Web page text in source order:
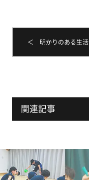
＜ 明かりのある生活
関連記事